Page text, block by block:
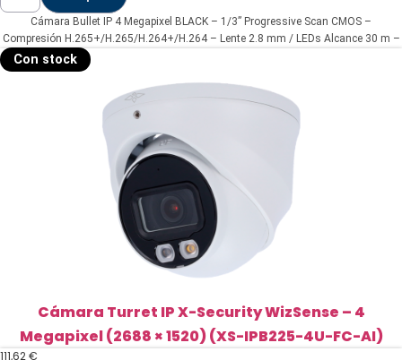
IP
Megapixel
BLACK
-
Cámara Bullet IP 4 Megapixel BLACK – 1/3” Progressive Scan CMOS –
Compresión H.265+/H.265/H.264+/H.264 – Lente 2.8 mm / LEDs Alcance 30 m –
WDR | Micrófono integrado – Funciones Inteligentes
Con stock
Cámara Turret IP X-Security WizSense – 4
Megapixel (2688 × 1520) (XS-IPB225-4U-FC-AI)
111,62€